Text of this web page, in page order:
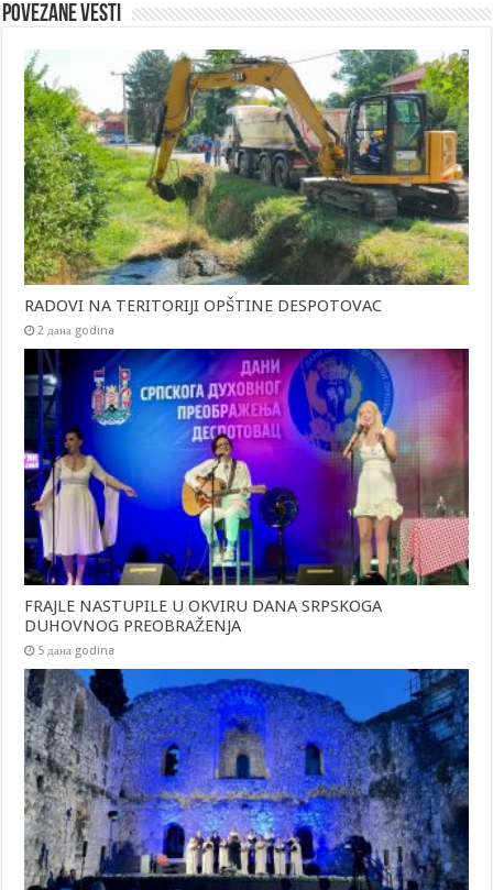
Povezane vesti
RADOVI NA TERITORIJI OPŠTINE DESPOTOVAC
2 дана godina
FRAJLE NASTUPILE U OKVIRU DANA SRPSKOGA
DUHOVNOG PREOBRAŽENJA
5 дана godina